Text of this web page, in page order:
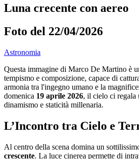
Luna crecente con aereo
Foto del 22/04/2026
Astronomia
Questa immagine di Marco De Martino è
tempismo e composizione, capace di
armonia tra l'ingegno umano e la
domenica 19 aprile 2026, il cielo ci regala
dinamismo e staticità millenaria.
L’Incontro tra Cielo e
Al centro della scena domina un
crescente. La luce cinerea permette di